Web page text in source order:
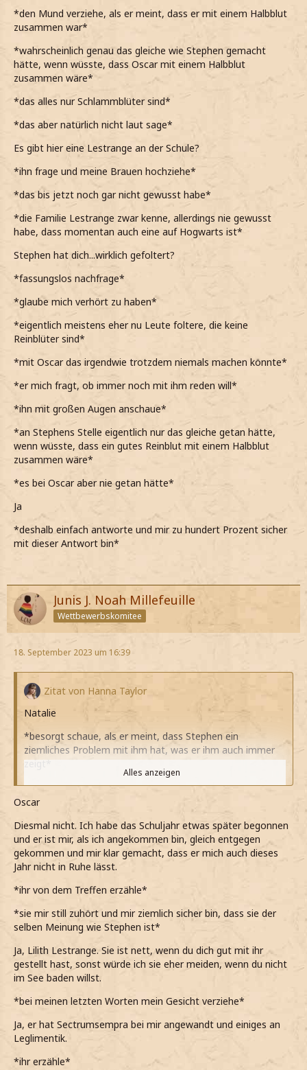
*den Mund verziehe, als er meint, dass er mit einem Halbblut
zusammen war*
*wahrscheinlich genau das gleiche wie Stephen gemacht
hätte, wenn wüsste, dass Oscar mit einem Halbblut
zusammen wäre*
*das alles nur Schlammblüter sind*
*das aber natürlich nicht laut sage*
Es gibt hier eine Lestrange an der Schule?
*ihn frage und meine Brauen hochziehe*
*das bis jetzt noch gar nicht gewusst habe*
*die Familie Lestrange zwar kenne, allerdings nie gewusst
habe, dass momentan auch eine auf Hogwarts ist*
Stephen hat dich...wirklich gefoltert?
*fassungslos nachfrage*
*glaube mich verhört zu haben*
*eigentlich meistens eher nu Leute foltere, die keine
Reinblüter sind*
*mit Oscar das irgendwie trotzdem niemals machen könnte*
*er mich fragt, ob immer noch mit ihm reden will*
*ihn mit großen Augen anschaue*
*an Stephens Stelle eigentlich nur das gleiche getan hätte,
wenn wüsste, dass ein gutes Reinblut mit einem Halbblut
zusammen wäre*
*es bei Oscar aber nie getan hätte*
Ja
*deshalb einfach antworte und mir zu hundert Prozent sicher
mit dieser Antwort bin*
Junis J. Noah Millefeuille
Wettbewerbskomitee
18. September 2023 um 16:39
Zitat von Hanna Taylor
Natalie
*besorgt schaue, als er meint, dass Stephen ein
ziemliches Problem mit ihm hat, was er ihm auch immer
zeigt*
*mir nicht vorstellen will, wie es ist Stephen als Feind zu
haben*
*es definitiv nicht ohne ist, da wahrscheinlich auch Oscar
sehr viel Respekt vor ihm hat*
*das ja auch selber habe*
*dennoch meinen Bruder über alles liebe*
*jetzt wirklich endgültig verwirrt bin, als er meint, dass er
ihn leider schon gesehen hat*
Was...was hat er mit dir gemacht?
*stotternd frage*
könnte, Oscar etwas zu tun*
*auch keine Ahnung habe wieso*
gemacht hat*
Alles anzeigen
Oscar
Diesmal nicht. Ich habe das Schuljahr etwas später begonnen
und er ist mir, als ich angekommen bin, gleich entgegen
gekommen und mir klar gemacht, dass er mich auch dieses
Jahr nicht in Ruhe lässt.
*ihr von dem Treffen erzähle*
*sie mir still zuhört und mir ziemlich sicher bin, dass sie der
selben Meinung wie Stephen ist*
Ja, Lilith Lestrange. Sie ist nett, wenn du dich gut mit ihr
gestellt hast, sonst würde ich sie eher meiden, wenn du nicht
im See baden willst.
*bei meinen letzten Worten mein Gesicht verziehe*
Ja, er hat Sectrumsempra bei mir angewandt und einiges an
Leglimentik.
*ihr erzähle*